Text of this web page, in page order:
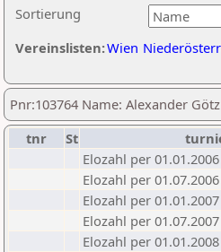
Sortierung
Vereinslisten:Wien
Pnr:103764 Name: Alexander
tnr
St
Elozahl per 01.01.2006
Elozahl per 01.07.2006
Elozahl per 01.01.2007
Elozahl per 01.07.2007
Elozahl per 01.01.2008